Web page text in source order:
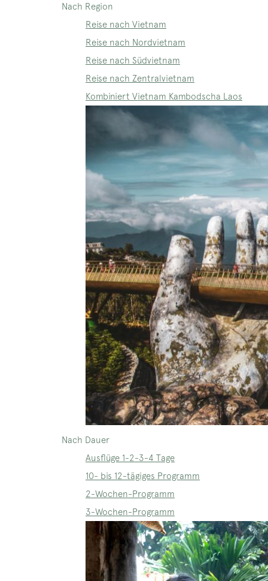
Nach Region
Reise nach Vietnam
Reise nach Nordvietnam
Reise nach Südvietnam
Reise nach Zentralvietnam
Kombiniert Vietnam Kambodscha Laos
Nach Dauer
Ausflüge 1-2-3-4 Tage
10- bis 12-tägiges Programm
2-Wochen-Programm
3-Wochen-Programm